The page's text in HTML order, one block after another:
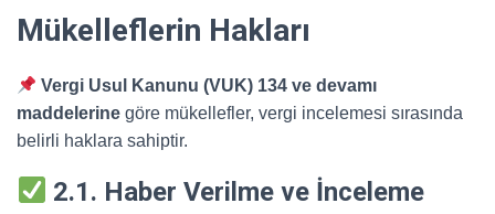
Mükelleflerin Hakları
Vergi Usul Kanunu (VUK) 134 ve devamı
maddelerine göre mükellefler, vergi incelemesi sırasında
belirli haklara sahiptir.
2.1. Haber Verilme ve İnceleme